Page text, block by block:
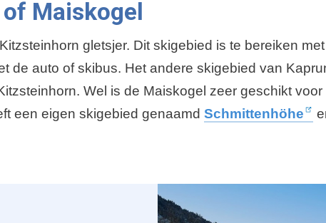
p
a
g
i
n
Maiskogel
gletsjer. Dit skigebied is te bereiken
de auto of skibus. Het andere skigebied van
Wel is de Maiskogel zeer geschikt
een eigen skigebied genaamd Schmittenhöhe